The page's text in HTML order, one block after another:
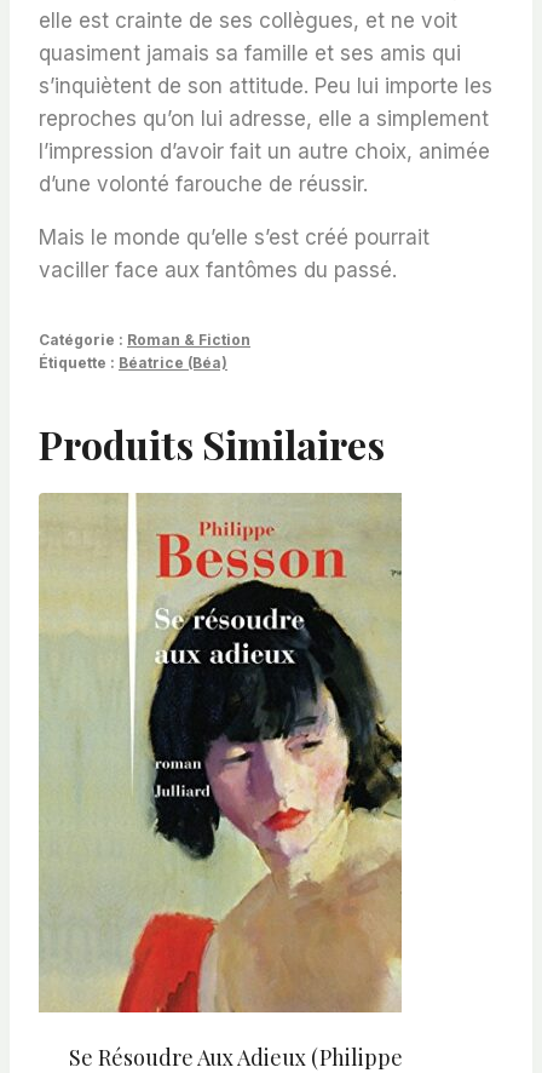
elle est crainte de ses collègues, et ne voit
quasiment jamais sa famille et ses amis qui
s’inquiètent de son attitude. Peu lui importe les
reproches qu’on lui adresse, elle a simplement
l’impression d’avoir fait un autre choix, animée
d’une volonté farouche de réussir.
Mais le monde qu’elle s’est créé pourrait
vaciller face aux fantômes du passé.
Catégorie : Roman & Fiction
Étiquette : Béatrice (Béa)
Produits Similaires
Se Résoudre Aux Adieux (Philippe